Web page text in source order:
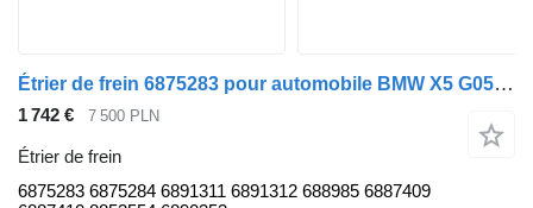
Étrier de frein 6875283 pour automobile BMW X5 G05 ,X6 G06 ,X7 G07,x4 g02, x3,g01
1 742 € 7 500 PLN
Étrier de frein
6875283 6875284 6891311 6891312 688985 6887409